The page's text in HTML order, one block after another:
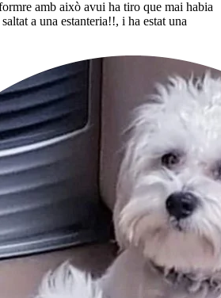
amb això avui ha tiro que mai habia
a una estanteria!!, i ha estat una